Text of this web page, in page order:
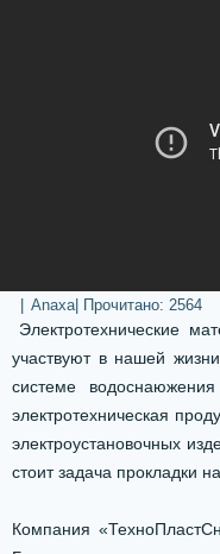
Anaxa| Прочитано: 2564
Электротехнические
участвуют в нашей
системе
электротехническая
электроустановочных
стоит задача прокладки
Компания